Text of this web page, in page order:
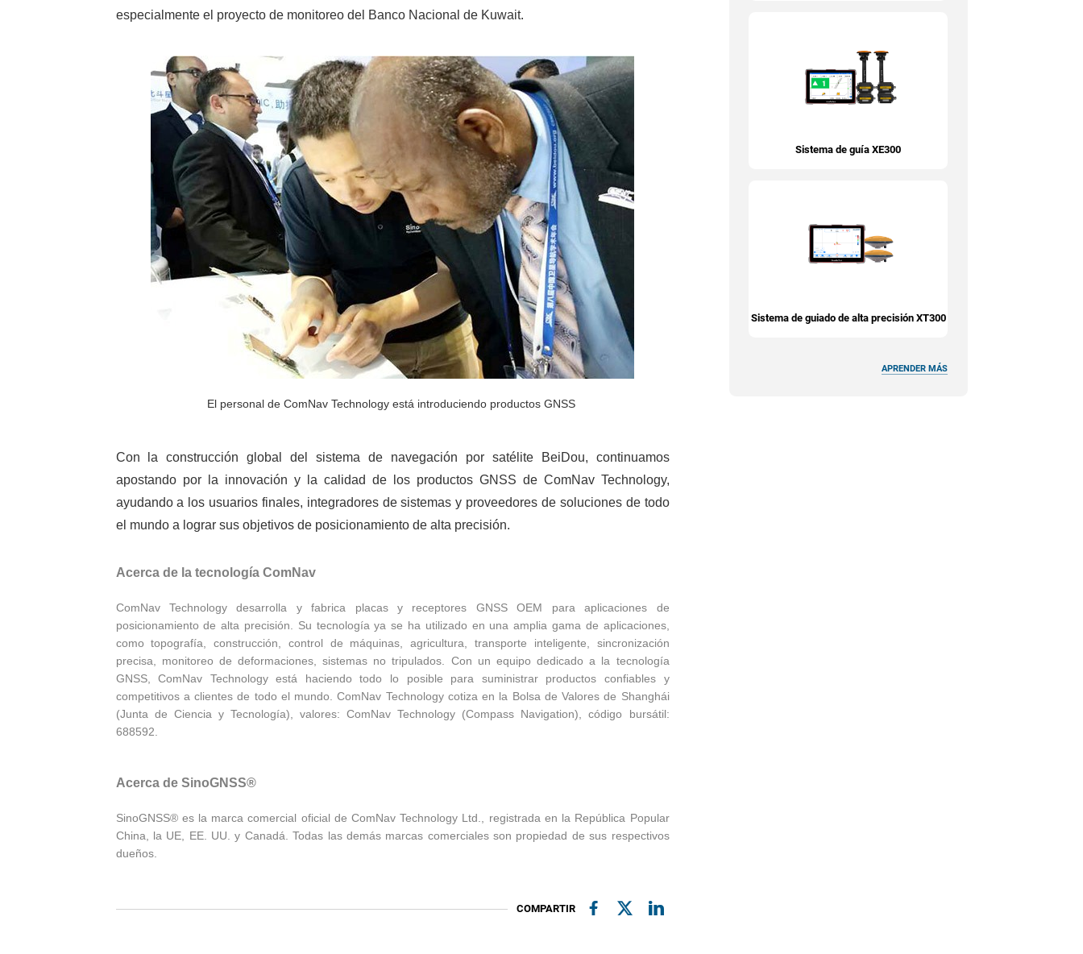
especialmente el proyecto de monitoreo del Banco Nacional de Kuwait.
El personal de ComNav Technology está introduciendo productos GNSS
Con la construcción global del sistema de navegación por satélite BeiDou, continuamos
apostando por la innovación y la calidad de los productos GNSS de ComNav Technology,
ayudando a los usuarios finales, integradores de sistemas y proveedores de soluciones de todo
el mundo a lograr sus objetivos de posicionamiento de alta precisión.
Acerca de la tecnología ComNav
ComNav Technology desarrolla y fabrica placas y receptores GNSS OEM para aplicaciones de
posicionamiento de alta precisión. Su tecnología ya se ha utilizado en una amplia gama de aplicaciones,
como topografía, construcción, control de máquinas, agricultura, transporte inteligente, sincronización
precisa, monitoreo de deformaciones, sistemas no tripulados. Con un equipo dedicado a la tecnología
GNSS, ComNav Technology está haciendo todo lo posible para suministrar productos confiables y
competitivos a clientes de todo el mundo. ComNav Technology cotiza en la Bolsa de Valores de Shanghái
(Junta de Ciencia y Tecnología), valores: ComNav Technology (Compass Navigation), código bursátil:
688592.
Acerca de SinoGNSS®
SinoGNSS® es la marca comercial oficial de ComNav Technology Ltd., registrada en la República Popular
China, la UE, EE. UU. y Canadá. Todas las demás marcas comerciales son propiedad de sus respectivos
dueños.
COMPARTIR
Sistema de guía XE300
Sistema de guiado de alta precisión XT300
APRENDER MÁS